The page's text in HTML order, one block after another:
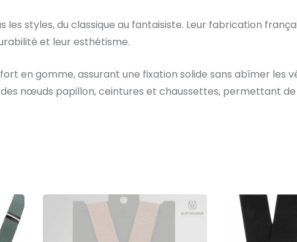
styles, du classique au fantaisiste. Leur fabrication
et leur esthétisme.
en gomme, assurant une fixation solide sans abîmer les
nœuds papillon, ceintures et chaussettes, permettant